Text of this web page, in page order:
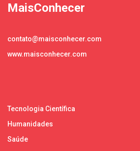
MaisConhecer
contato@maisconhecer.com
www.maisconhecer.com
Tecnologia Científica
Humanidades
Saúde